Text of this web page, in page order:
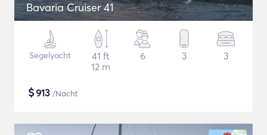
Bavaria Cruiser 41
Segelyacht
41 ft
12 m
6 3 3
$913 /Nacht